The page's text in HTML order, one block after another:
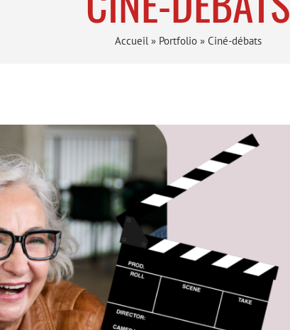
Accueil» Portfolio» Ciné-débats